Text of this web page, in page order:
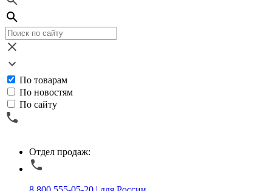
По товарам
По новостям
По сайту
Отдел продаж: